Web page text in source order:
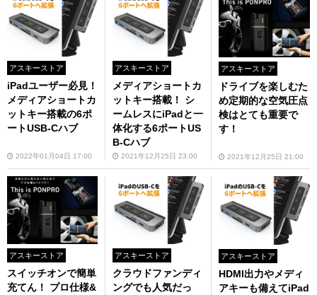
アスキーストア
iPadユーザー必見！
メディアショートカ
ットキー搭載の6ポ
ートUSB-Cハブ
2022年01月04日 17:00
アスキーストア
メディアショートカ
ットキー搭載！ シ
ームレスにiPadと一
体化する6ポートUS
B-Cハブ
2021年12月25日 23:00
アスキーストア
ドライブを楽しむた
め定期的な空気圧点
検はとても重要で
す！
2021年12月25日 21:00
アスキーストア
スイッチオンで簡単
充てん！ プロ仕様&
アスキーストア
クラウドファンディ
ングでも人気だっ
アスキーストア
HDMI出力やメディ
アキーも備えてiPad